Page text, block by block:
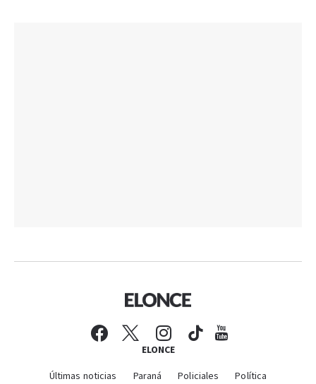
ELONCE
Últimas noticias Paraná Policiales Política